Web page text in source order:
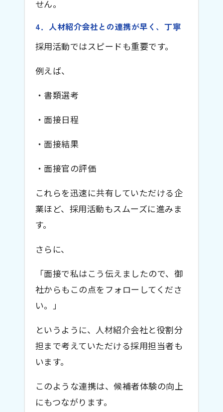
せん。
4．人材紹介会社との連携が早く、丁寧
採用活動ではスピードも重要です。
例えば、
・書類選考
・面接日程
・面接結果
・面接官の評価
これらを迅速に共有していただける企
業ほど、採用活動もスムーズに進みま
す。
さらに、
「面接で私はこう伝えましたので、御
社からもこの点をフォローしてくださ
い。」
というように、人材紹介会社と役割分
担まで考えていただける採用担当者も
います。
このような連携は、候補者体験の向上
にもつながります。